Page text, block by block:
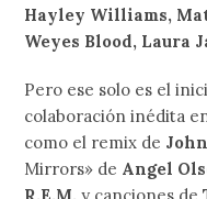
Hayley Williams,
Weyes Blood, Laura
Pero ese solo es el
colaboración inédita
como el remix de
Mirrors» de Angel